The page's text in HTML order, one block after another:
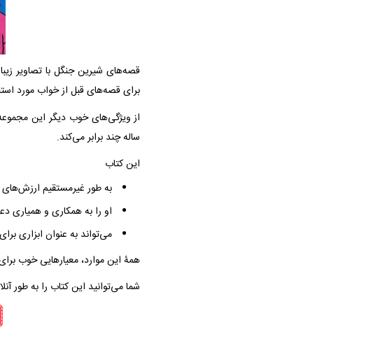
قصه‌های شیرین جنگل با تصاویر
برای قصه‌های قبل از خواب مورد
ساله چند برابر می‌کند.
این کتاب
به طور غیرمستقیم
او را به همکاری و همیاری
می‌تواند به عنوان ابزاری
همۀ این موارد، معیارهایی خوب
شما می‌توانید این کتاب را به طور